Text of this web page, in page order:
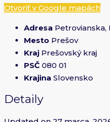
Otvoriť v Google mapách
Adresa Petrovianska,
Mesto Prešov
Kraj Prešovský kraj
PSČ 080 01
Krajina Slovensko
Detaily